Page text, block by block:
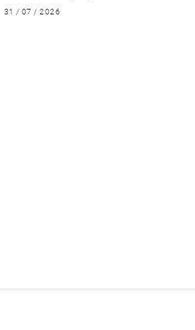
31 / 07 / 2026